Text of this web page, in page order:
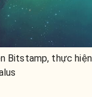
Bitstamp, thực hiện